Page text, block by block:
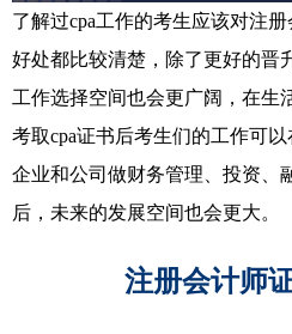
了解过cpa工作的考生应该对注
好处都比较清楚，除了更好的晋
工作选择空间也会更广阔，在生
考取cpa证书后考生们的工作可
企业和公司做财务管理、投资、
后，未来的发展空间也会更大。
注册会计师